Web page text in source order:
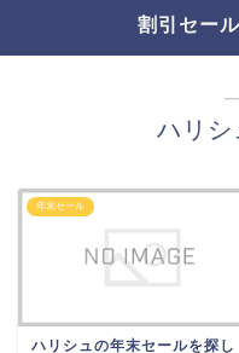
割引セー
ハリシ
年末セール
ハリシュの年末セールを探し